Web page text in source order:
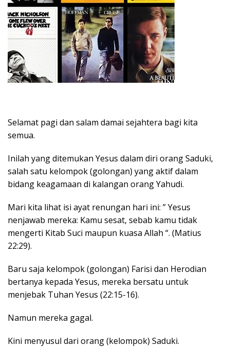
Selamat pagi dan salam damai sejahtera bagi kita
semua.
Inilah yang ditemukan Yesus dalam diri orang Saduki,
salah satu kelompok (golongan) yang aktif dalam
bidang keagamaan di kalangan orang Yahudi.
Mari kita lihat isi ayat renungan hari ini: ” Yesus
nenjawab mereka: Kamu sesat, sebab kamu tidak
mengerti Kitab Suci maupun kuasa Allah “. (Matius
22:29).
Baru saja kelompok (golongan) Farisi dan Herodian
bertanya kepada Yesus, mereka bersatu untuk
menjebak Tuhan Yesus (22:15-16).
Namun mereka gagal.
Kini menyusul dari orang (kelompok) Saduki.